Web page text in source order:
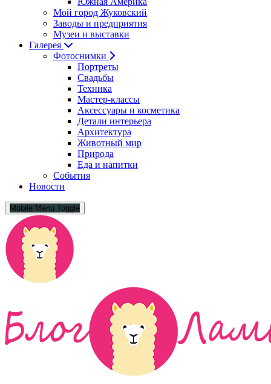
Мой город Жуковский
Заводы и предприятия
Музеи и выставки
Галерея
Фотоснимки
Портреты
Свадьбы
Техника
Мастер-классы
Аксессуары и косметика
Детали интерьера
Архитектура
Животный мир
Природа
Еда и напитки
События
Новости
Mobile Menu Toggle